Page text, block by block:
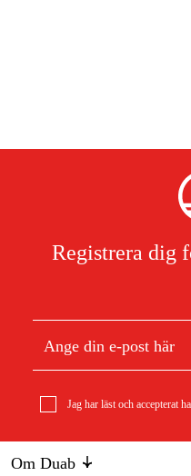
Registrera dig
Jag har läst och accepterat
Om Duab